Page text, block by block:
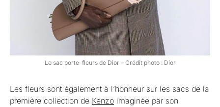
Le sac porte-fleurs de Dior – Crédit photo : Dior
Les fleurs sont également à l’honneur sur les sacs de la
première collection de Kenzo imaginée par son